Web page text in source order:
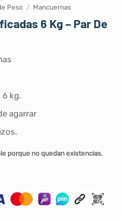
Peso / Mancuernas
6 Kg – Par De
6 kg.
agarrar
porque no quedan existencias.